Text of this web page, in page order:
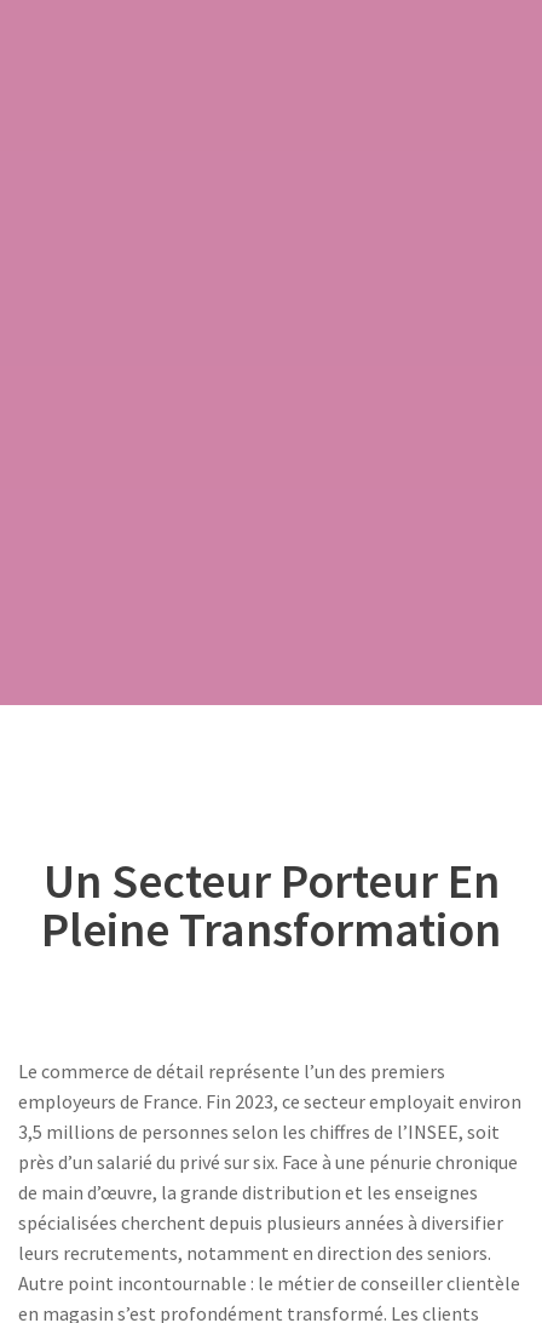
Un Secteur Porteur En
Pleine Transformation
Le commerce de détail représente l’un des premiers
employeurs de France. Fin 2023, ce secteur employait environ
3,5 millions de personnes selon les chiffres de l’INSEE, soit
près d’un salarié du privé sur six. Face à une pénurie chronique
de main d’œuvre, la grande distribution et les enseignes
spécialisées cherchent depuis plusieurs années à diversifier
leurs recrutements, notamment en direction des seniors.
Autre point incontournable : le métier de conseiller clientèle
en magasin s’est profondément transformé. Les clients